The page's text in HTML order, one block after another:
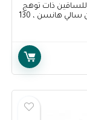
للساقين ذات توهج
متوسط من سالي هانسن ، 130